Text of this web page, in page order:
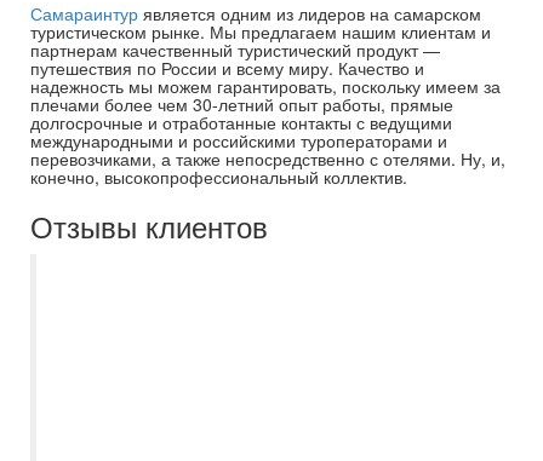
Самараинтур является одним из лидеров на самарском
туристическом рынке. Мы предлагаем нашим клиентам и
партнерам качественный туристический продукт —
путешествия по России и всему миру. Качество и
надежность мы можем гарантировать, поскольку имеем за
плечами более чем 30-летний опыт работы, прямые
долгосрочные и отработанные контакты с ведущими
международными и российскими туроператорами и
перевозчиками, а также непосредственно с отелями. Ну, и,
конечно, высокопрофессиональный коллектив.
Отзывы клиентов